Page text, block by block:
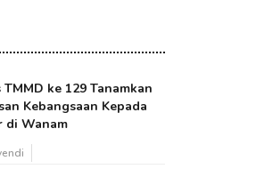
TMMD ke 129 Tanamkan
Kebangsaan Kepada
di Wanam